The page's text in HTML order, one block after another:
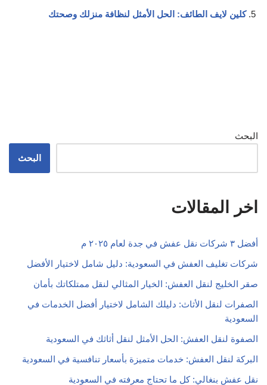
كلين لايف الطائف: الحل الأمثل لنظافة منزلك وصحتك
البحث
البحث
اخر المقالات
أفضل ٣ شركات نقل عفش في جدة لعام ٢٠٢٥ م
شركات تغليف العفش في السعودية: دليل شامل لاختيار الأفضل
صقر الخليج لنقل العفش: الخيار المثالي لنقل ممتلكاتك بأمان
الصفرات لنقل الأثاث: دليلك الشامل لاختيار أفضل الخدمات في
السعودية
الصفوة لنقل العفش: الحل الأمثل لنقل أثاثك في السعودية
البركة لنقل العفش: خدمات متميزة بأسعار تنافسية في السعودية
نقل عفش بنغالي: كل ما تحتاج معرفته في السعودية